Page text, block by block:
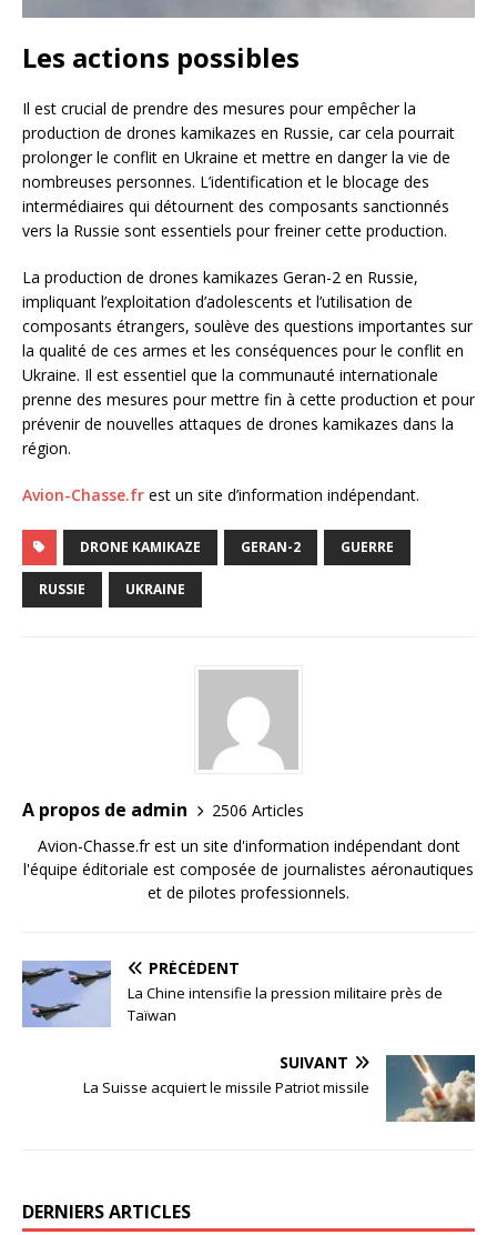
Les actions possibles
Il est crucial de prendre des mesures pour empêcher la
production de drones kamikazes en Russie, car cela pourrait
prolonger le conflit en Ukraine et mettre en danger la vie de
nombreuses personnes. L’identification et le blocage des
intermédiaires qui détournent des composants sanctionnés
vers la Russie sont essentiels pour freiner cette production.
La production de drones kamikazes Geran-2 en Russie,
impliquant l’exploitation d’adolescents et l’utilisation de
composants étrangers, soulève des questions importantes sur
la qualité de ces armes et les conséquences pour le conflit en
Ukraine. Il est essentiel que la communauté internationale
prenne des mesures pour mettre fin à cette production et pour
prévenir de nouvelles attaques de drones kamikazes dans la
région.
Avion-Chasse.fr est un site d’information indépendant.
DRONE KAMIKAZE GERAN-2 GUERRE
RUSSIE UKRAINE
A propos de admin
2506 Articles
Avion-Chasse.fr est un site d'information indépendant dont
l'équipe éditoriale est composée de journalistes aéronautiques
et de pilotes professionnels.
PRÉCÉDENT
La Chine intensifie la pression militaire près de
Taïwan
SUIVANT
La Suisse acquiert le missile Patriot missile
DERNIERS ARTICLES